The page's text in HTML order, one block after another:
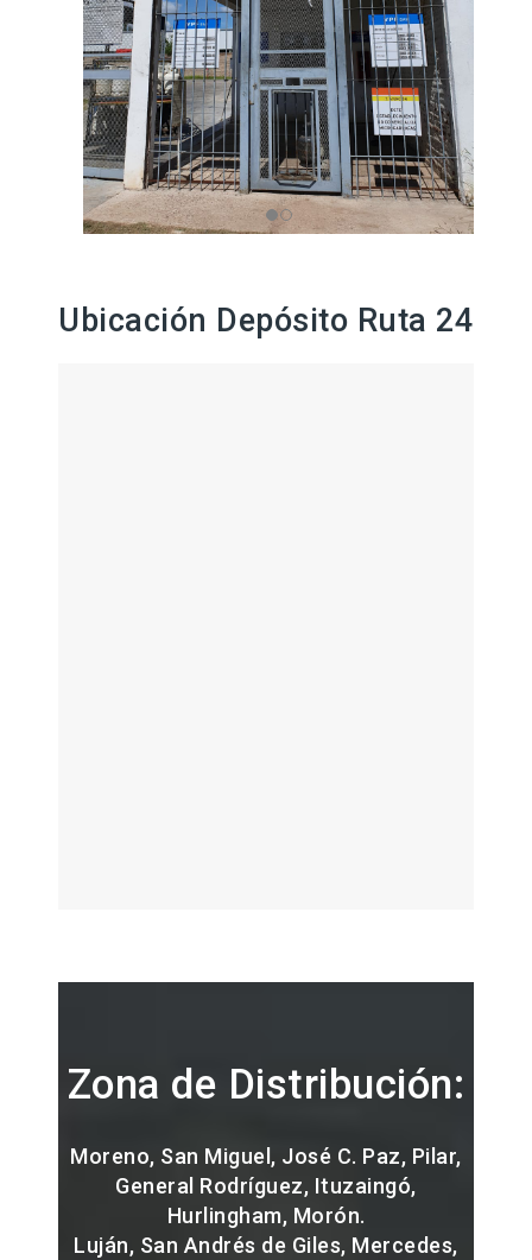
Ubicación Depósito Ruta 24
Zona de Distribución:
Moreno, San Miguel, José C. Paz, Pilar,
General Rodríguez, Ituzaingó,
Hurlingham, Morón.
Luján, San Andrés de Giles, Mercedes,